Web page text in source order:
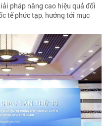
pháp nâng cao hiệu quả đối
tế phức tạp, hướng tới mục